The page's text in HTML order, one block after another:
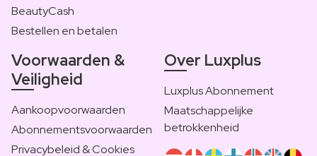
BeautyCash
Bestellen en betalen
Voorwaarden &
Veiligheid
Aankoopvoorwaarden
Abonnementsvoorwaarden
Privacybeleid & Cookies
Over Luxplus
Luxplus Abonnement
Maatschappelijke
betrokkenheid